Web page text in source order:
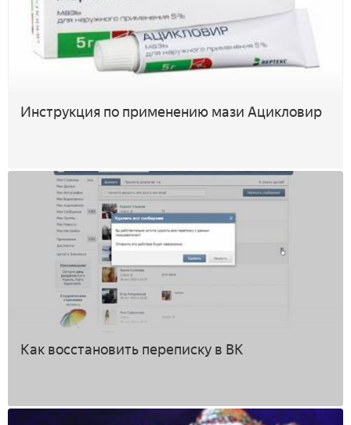
Инструкция по применению мази Ацикловир
Как восстановить переписку в ВК